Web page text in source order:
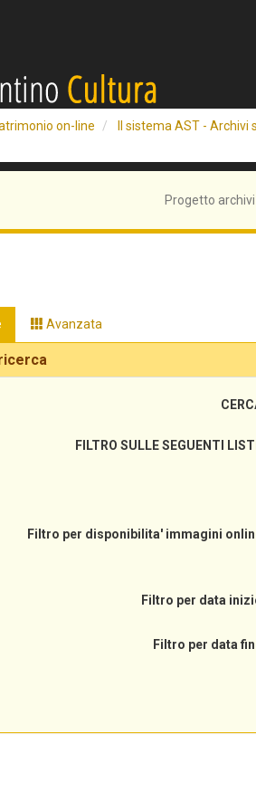
on-line Il sistema AST -
Progetto
Avanzata
FILTRO SULLE SEGUENTI
Filtro per disponibilita' immagini
Filtro per data
Filtro per data